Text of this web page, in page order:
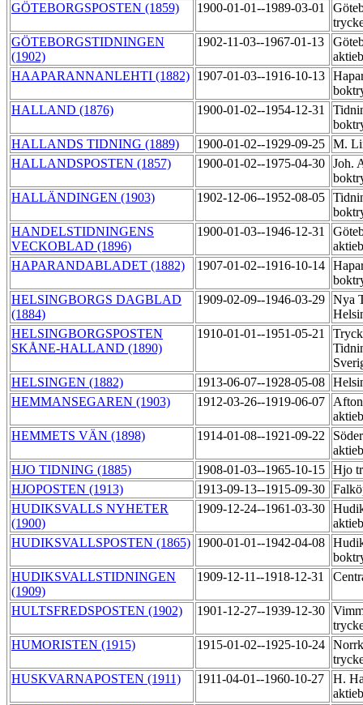
GÖTEBORGSPOSTEN (1859)
1900-01-01--1989-03-01
GÖTEBORGSTIDNINGEN
(1902)
1902-11-03--1967-01-13
HAAPARANNANLEHTI (1882) 1907-01-03--1916-10-13
HALLAND (1876)
1900-01-02--1954-12-31
HALLANDS TIDNING (1889)
1900-01-02--1929-09-25 M.
HALLANDSPOSTEN (1857)
1900-01-02--1975-04-30 Joh.
HALLÄNDINGEN (1903)
1902-12-06--1952-08-05
HANDELSTIDNINGENS
VECKOBLAD (1896)
1900-01-03--1946-12-31
HAPARANDABLADET (1882)
1907-01-02--1916-10-14
HELSINGBORGS DAGBLAD
(1884)
1909-02-09--1946-03-29 Nya
HELSINGBORGSPOSTEN
SKÅNE-HALLAND (1890)
1910-01-01--1951-05-21
HELSINGEN (1882)
1913-06-07--1928-05-08
HEMMANSEGAREN (1903)
1912-03-26--1919-06-07
HEMMETS VÄN (1898)
1914-01-08--1921-09-22
HJO TIDNING (1885)
1908-01-03--1965-10-15 Hjo
HJOPOSTEN (1913)
1913-09-13--1915-09-30
HUDIKSVALLS NYHETER
(1900)
1909-12-24--1961-03-30
HUDIKSVALLSPOSTEN (1865) 1900-01-01--1942-04-08
HUDIKSVALLSTIDNINGEN
(1909)
1909-12-11--1918-12-31
HULTSFREDSPOSTEN (1902) 1901-12-27--1939-12-30
HUMORISTEN (1915)
1915-01-02--1925-10-24
HUSKVARNAPOSTEN (1911)
1911-04-01--1960-10-27
H.